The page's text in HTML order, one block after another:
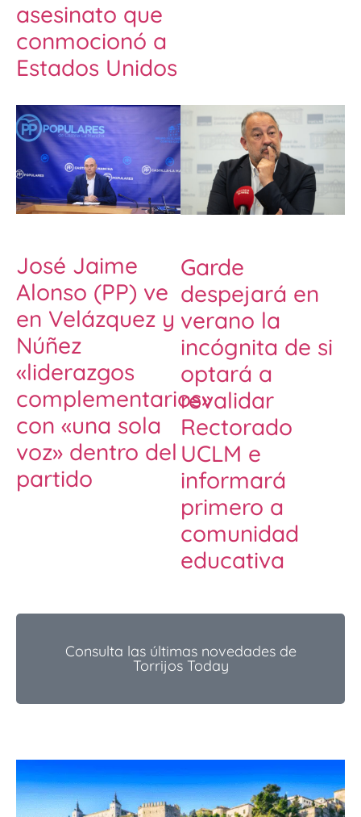
asesinato que
conmocionó a
Estados Unidos
José Jaime
Alonso (PP) ve
en Velázquez y
Núñez
«liderazgos
complementarios»
con «una sola
voz» dentro del
partido
Garde
despejará en
verano la
incógnita de si
optará a
revalidar
Rectorado
UCLM e
informará
primero a
comunidad
educativa
Consulta las últimas novedades de
Torrijos Today